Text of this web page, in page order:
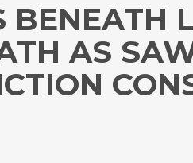
BENEATH
AS